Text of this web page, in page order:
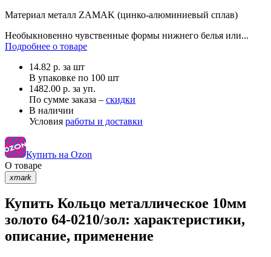
Материал металл ZAMAK (цинко-алюминиевый сплав)
Необыкновенно чувственные формы нижнего белья или...
Подробнее о товаре
14.82 р. за шт
В упаковке по 100 шт
1482.00 р. за уп.
По сумме заказа – скидки
В наличии
Условия работы и доставки
Купить на Ozon
О товаре
xmark
Купить Кольцо металлическое 10мм
золото 64-0210/зол: характеристики,
описание, применение